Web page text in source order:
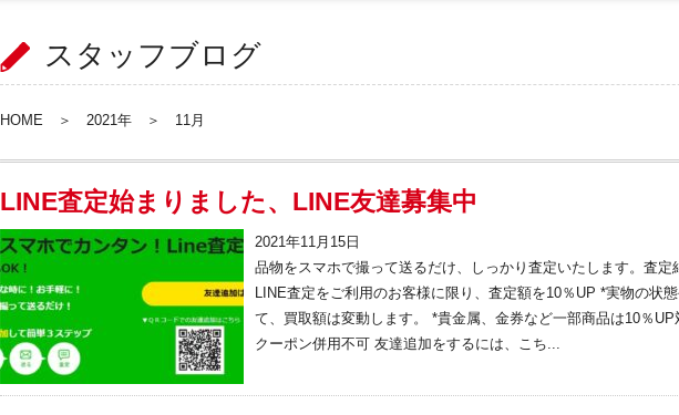
スタッフブログ
HOME ＞ 2021年 ＞ 11月
LINE査定始まりました、LINE友達募集中
2021年11月15日
品物をスマホで撮って送るだけ、しっかり査定いたします。査定
LINE査定をご利用のお客様に限り、査定額を10％UP *実物の状
て、買取額は変動します。 *貴金属、金券など一部商品は10％
クーポン併用不可 友達追加をするには、こち...